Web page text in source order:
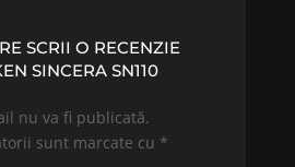
SCRII O RECENZIE
SINCERA SN110
nu va fi publicată.
sunt marcate cu *